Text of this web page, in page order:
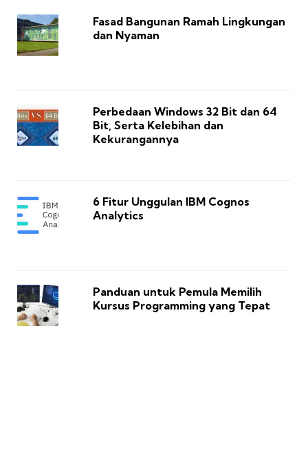
Fasad Bangunan Ramah Lingkungan
dan Nyaman
Perbedaan Windows 32 Bit dan 64
Bit, Serta Kelebihan dan
Kekurangannya
6 Fitur Unggulan IBM Cognos
Analytics
Panduan untuk Pemula Memilih
Kursus Programming yang Tepat